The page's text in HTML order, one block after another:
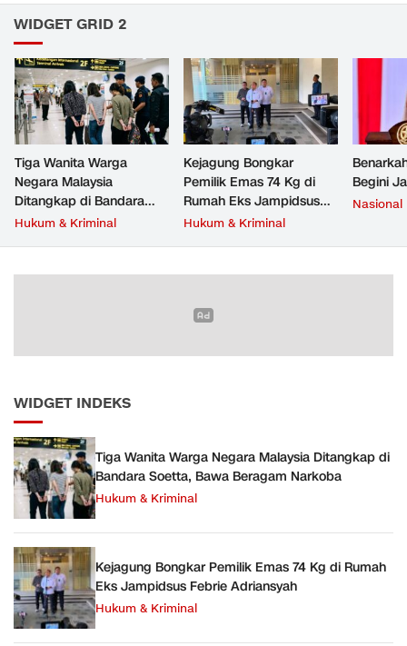
WIDGET GRID 2
Tiga Wanita Warga
Negara Malaysia
Ditangkap di Bandara
Soetta, Bawa Beragam
Hukum & Kriminal
Kejagung Bongkar
Pemilik Emas 74 Kg di
Rumah Eks Jampidsus
Febrie Adriansyah
Hukum & Kriminal
Begini
Nasional
WIDGET INDEKS
Tiga Wanita Warga Negara Malaysia Ditangkap di
Bandara Soetta, Bawa Beragam Narkoba
Hukum & Kriminal
Kejagung Bongkar Pemilik Emas 74 Kg di Rumah
Eks Jampidsus Febrie Adriansyah
Hukum & Kriminal